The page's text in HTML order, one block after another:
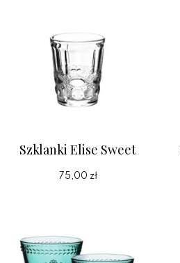
Szklanki Elise Sweet
75,00 zł